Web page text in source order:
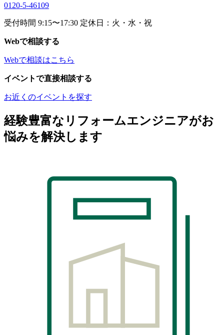
0120-5-46109
受付時間 9:15〜17:30 定休日：火・水・祝
Webで相談する
Webで相談はこちら
イベントで直接相談する
お近くのイベントを探す
経験豊富なリフォームエンジニアがお
悩みを解決します